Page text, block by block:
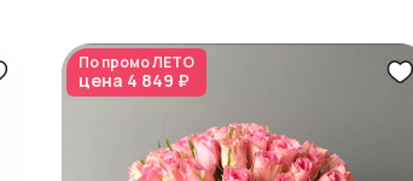
По промоЛЕТО
цена 4 849 ₽